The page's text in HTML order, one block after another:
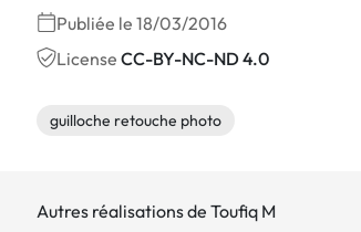
Publiée le 18/03/2016
License CC-BY-NC-ND 4.0
guilloche retouche photo
Autres réalisations de Toufiq M